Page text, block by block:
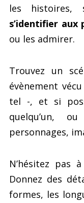
les histoires,
s’identifier aux
ou les admirer.
Trouvez un
évènement
tel -, et si
quelqu’un,
personnages,
N’hésitez pas
Donnez des
formes, les